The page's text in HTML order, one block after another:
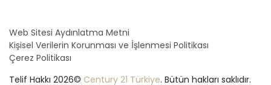
Web Sitesi Aydınlatma Metni
Kişisel Verilerin Korunması ve İşlenmesi Politikası
Çerez Politikası
Telif Hakkı 2026© Century 21 Türkiye. Bütün hakları saklıdır.